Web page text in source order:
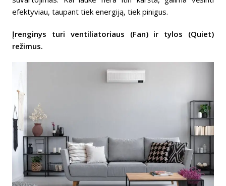
efektyviau, taupant tiek energiją, tiek pinigus.
Įrenginys turi ventiliatoriaus (Fan) ir tylos (Quiet)
režimus.